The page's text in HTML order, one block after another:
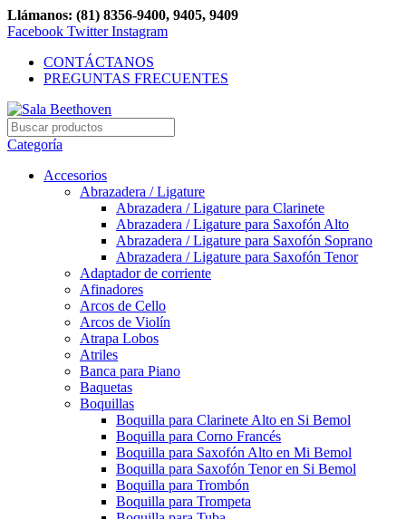
Llámanos: (81) 8356-9400, 9405, 9409
Facebook Twitter Instagram
CONTÁCTANOS
PREGUNTAS FRECUENTES
Categoría
Accesorios
Abrazadera / Ligature
Abrazadera / Ligature para Clarinete
Abrazadera / Ligature para Saxofón Alto
Abrazadera / Ligature para Saxofón Soprano
Abrazadera / Ligature para Saxofón Tenor
Adaptador de corriente
Afinadores
Arcos de Cello
Arcos de Violín
Atrapa Lobos
Atriles
Banca para Piano
Baquetas
Boquillas
Boquilla para Clarinete Alto en Si Bemol
Boquilla para Corno Francés
Boquilla para Saxofón Alto en Mi Bemol
Boquilla para Saxofón Tenor en Si Bemol
Boquilla para Trombón
Boquilla para Trompeta